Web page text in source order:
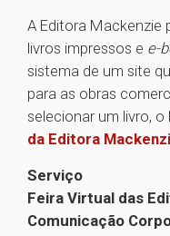
A Editora Mackenzie
livros impressos e e-
sistema de um site
para as obras
selecionar um livro,
da Editora
Serviço
Feira Virtual das
Comunicação